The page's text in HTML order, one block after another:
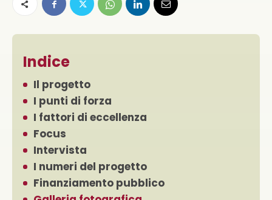
Indice
Il progetto
I punti di forza
I fattori di eccellenza
Focus
Intervista
I numeri del progetto
Finanziamento pubblico